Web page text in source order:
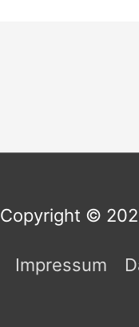
Copyright ©
Impressum